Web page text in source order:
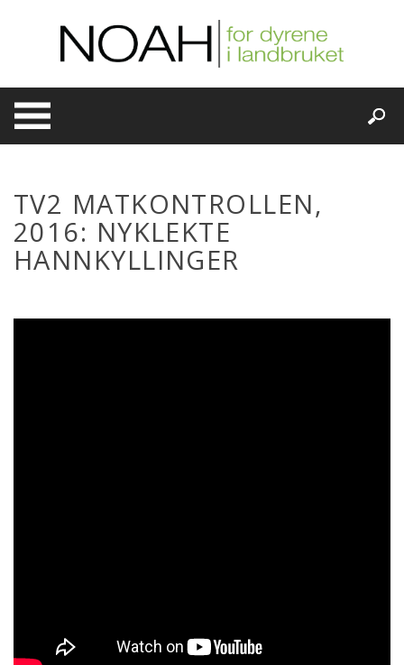
TV2 MATKONTROLLEN,
2016: NYKLEKTE
HANNKYLLINGER